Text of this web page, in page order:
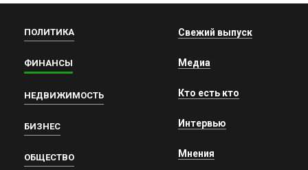
ПОЛИТИКА
ФИНАНСЫ
НЕДВИЖИМОСТЬ
БИЗНЕС
ОБЩЕСТВО
Свежий выпуск
Медиа
Кто есть кто
Интервью
Мнения